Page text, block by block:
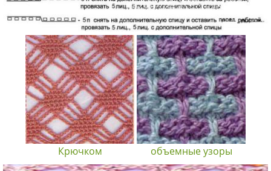
Крючком объемные узоры